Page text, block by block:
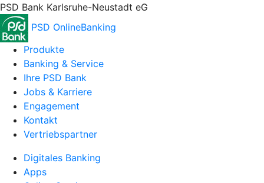
PSD Bank Karlsruhe-Neustadt eG
PSD OnlineBanking
Produkte
Banking & Service
Ihre PSD Bank
Jobs & Karriere
Engagement
Kontakt
Vertriebspartner
Digitales Banking
Apps